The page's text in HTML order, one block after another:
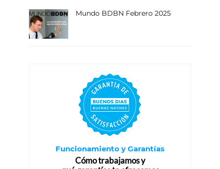
Mundo BDBN Febrero 2025
Funcionamiento y Garantías
Cómo trabajamos y